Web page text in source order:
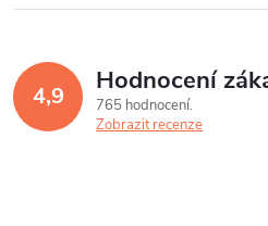
4,9 Hodnocení
765 hodnocení
Zobrazit recenze